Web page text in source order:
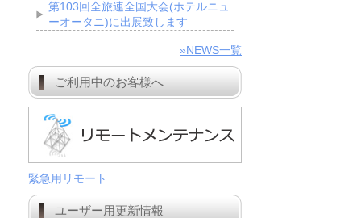
第103回全旅連全国大会(ホテルニュ
ーオータニ)に出展致します
»NEWS一覧
ご利用中のお客様へ
緊急用リモート
ユーザー用更新情報